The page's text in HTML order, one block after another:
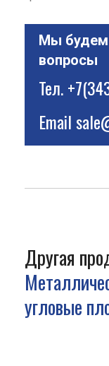
Мы будем
вопросы
Тел.
Email
Другая
угловые